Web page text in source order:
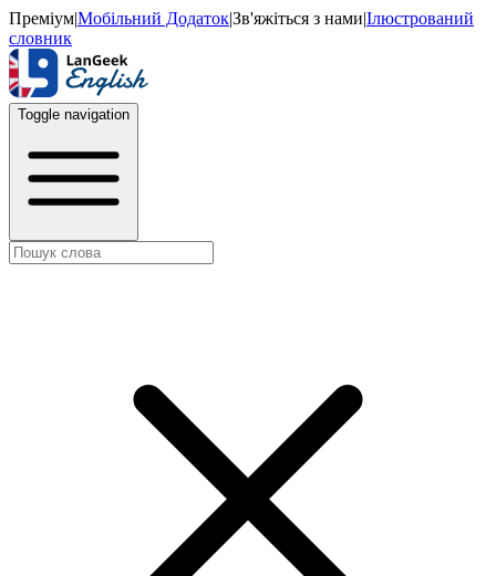
Преміум|Мобільний Додаток|Зв'яжіться з нами|Ілюстрований
словник
Toggle navigation